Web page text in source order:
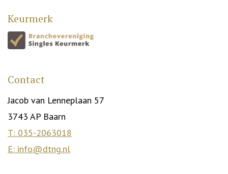
Keurmerk
Contact
Jacob van Lenneplaan 57
3743 AP Baarn
T: 035-2063018
E: info@dtng.nl